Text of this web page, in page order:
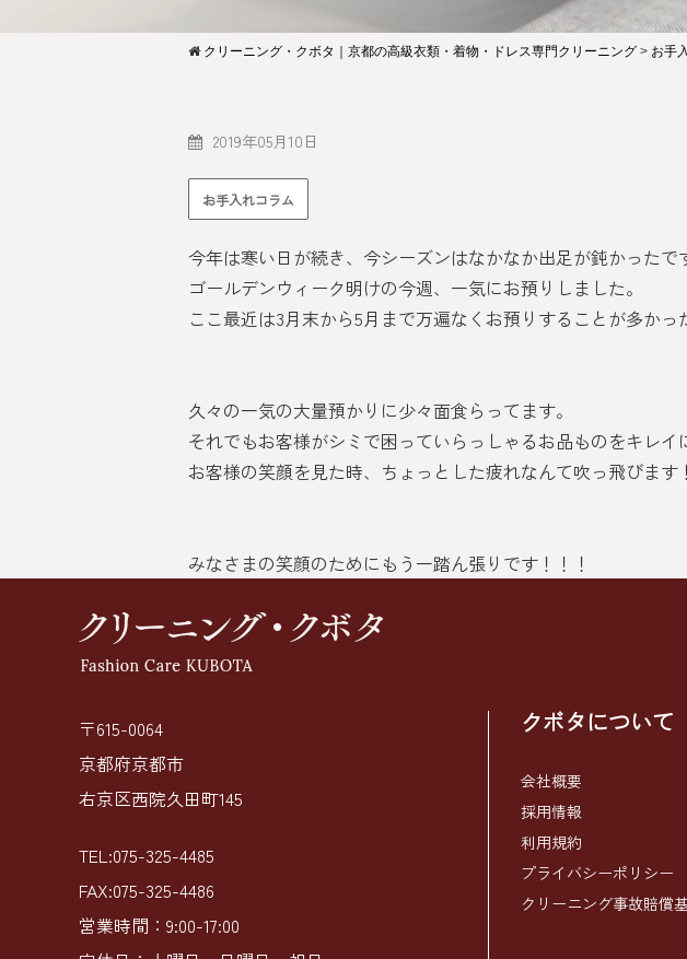
クリーニング・クボタ｜京都の高級衣類・着物・ドレス専門クリーニング > お手
2019年05月10日
お手入れコラム
今年は寒い日が続き、今シーズンはなかなか出足が鈍かったで
ゴールデンウィーク明けの今週、一気にお預りしました。
ここ最近は3月末から5月まで万遍なくお預りすることが多かっ
久々の一気の大量預かりに少々面食らってます。
それでもお客様がシミで困っていらっしゃるお品ものをキレイ
お客様の笑顔を見た時、ちょっとした疲れなんて吹っ飛びます
みなさまの笑顔のためにもう一踏ん張りです！！！
〒615-0064
京都府京都市
右京区西院久田町145
TEL:075-325-4485
FAX:075-325-4486
営業時間：9:00-17:00
クボタについて
会社概要
採用情報
利用規約
プライバシーポリシー
クリーニング事故賠償